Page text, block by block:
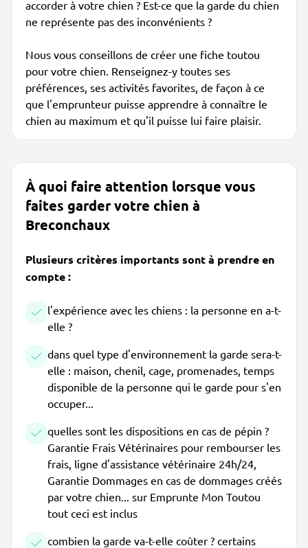
accorder à votre chien ? Est-ce que la garde du chien
ne représente pas des inconvénients ?
Nous vous conseillons de créer une fiche toutou
pour votre chien. Renseignez-y toutes ses
préférences, ses activités favorites, de façon à ce
que l'emprunteur puisse apprendre à connaître le
chien au maximum et qu'il puisse lui faire plaisir.
À quoi faire attention lorsque vous
faites garder votre chien à
Breconchaux
Plusieurs critères importants sont à prendre en
compte :
l'expérience avec les chiens : la personne en a-t-
elle ?
dans quel type d'environnement la garde sera-t-
elle : maison, chenil, cage, promenades, temps
disponible de la personne qui le garde pour s'en
occuper...
quelles sont les dispositions en cas de pépin ?
Garantie Frais Vétérinaires pour rembourser les
frais, ligne d'assistance vétérinaire 24h/24,
Garantie Dommages en cas de dommages créés
par votre chien... sur Emprunte Mon Toutou
tout ceci est inclus
combien la garde va-t-elle coûter ? certains